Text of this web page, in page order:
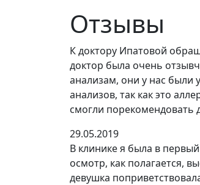
Отзывы
К доктору Ипатовой
доктор была очень
анализам, они у нас были
анализов, так как это
смогли порекомендовать
29.05.2019
В клинике я была в
осмотр, как полагается,
девушка